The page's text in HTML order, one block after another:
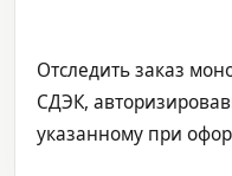
Отследить заказ
СДЭК,
указанному при